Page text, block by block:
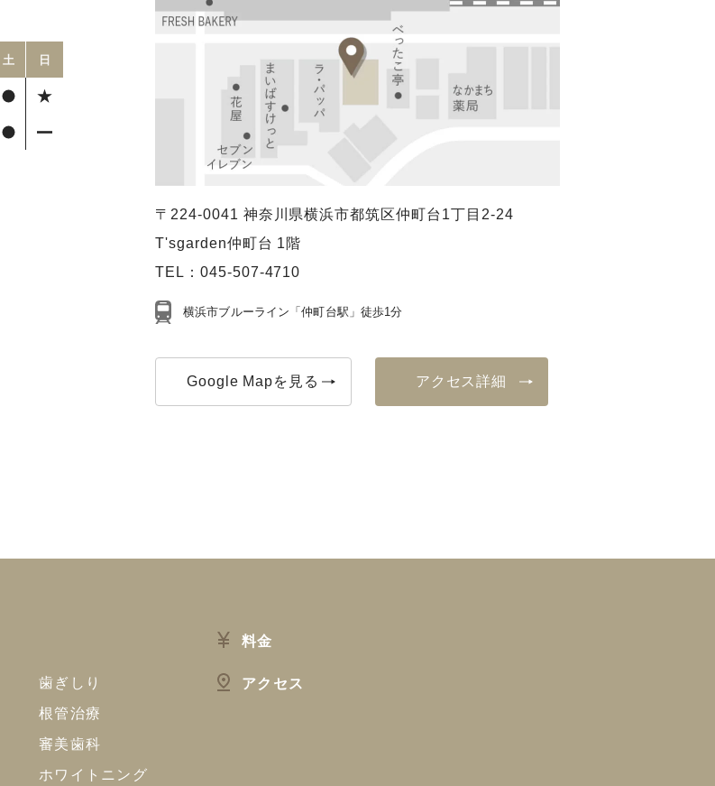
土 日
〒224-0041 神奈川県横浜市都筑区仲町台1丁目2-24
T'sgarden仲町台 1階
TEL： 045-507-4710
横浜市ブルーライン「仲町台駅」徒歩1分
Google Mapを見る アクセス詳細
歯ぎしり
根管治療
審美歯科
ホワイトニング
料金
アクセス